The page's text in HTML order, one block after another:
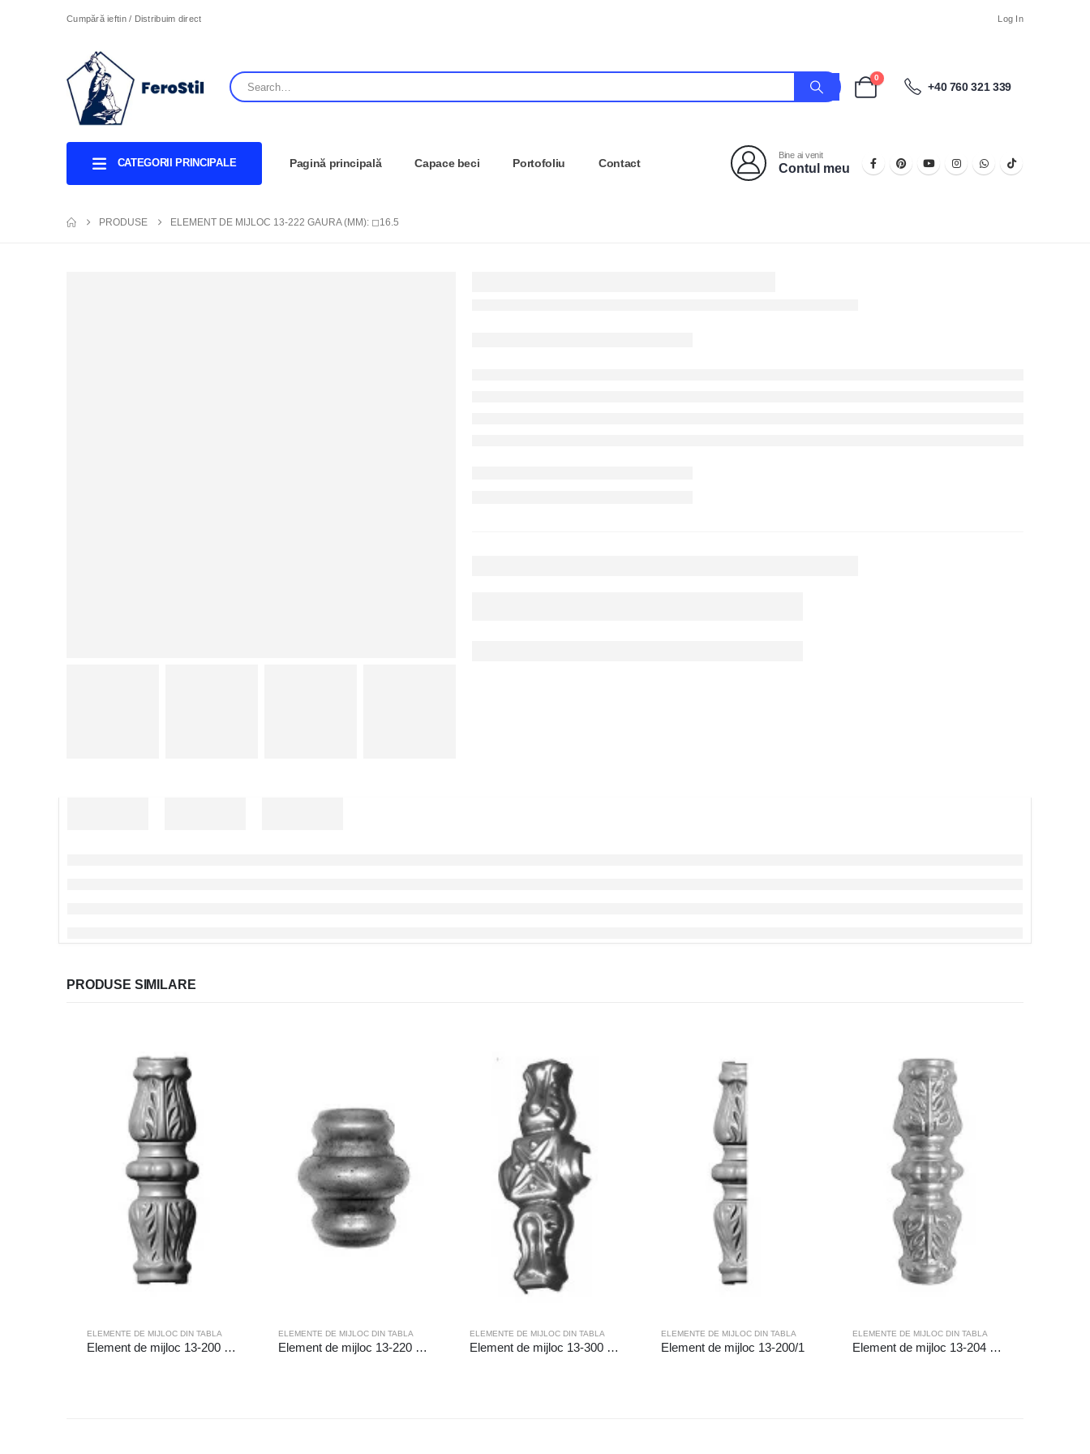
Cumpără ieftin / Distribuim direct Log In
0
+40 760 321 339
CATEGORII PRINCIPALE Pagină principală Capace beci Portofoliu Contact
Bine ai venit
Contul meu
PRODUSE ELEMENT DE MIJLOC 13-222 GAURA (MM): ◻16.5
PRODUSE SIMILARE
ELEMENTE DE MIJLOC DIN TABLA
Element de mijloc 13-200 Gaura (mm):◻12.5
ELEMENTE DE MIJLOC DIN TABLA
Element de mijloc 13-220 Gaura (mm): ◻12.5
ELEMENTE DE MIJLOC DIN TABLA
Element de mijloc 13-300 Gaura (mm): ◻12.5
ELEMENTE DE MIJLOC DIN TABLA
Element de mijloc 13-200/1
ELEMENTE DE MIJLOC DIN TABLA
Element de mijloc 13-204 Gaura (mm): ◻14.5